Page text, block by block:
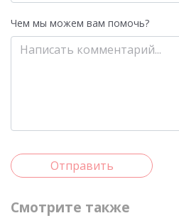
Чем мы можем вам помочь?
Отправить
Смотрите также